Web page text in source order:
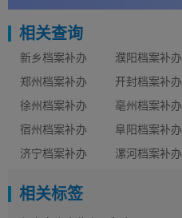
相关查询
新乡档案补办 濮阳档案补办
郑州档案补办
开封档案补办
徐州档案补办
亳州档案补办
宿州档案补办
阜阳档案补办
济宁档案补办
漯河档案补办
相关标签